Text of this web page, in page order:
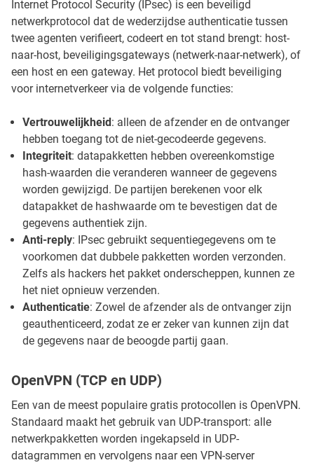
Internet Protocol Security (IPsec) is een beveiligd
netwerkprotocol dat de wederzijdse authenticatie tussen
twee agenten verifieert, codeert en tot stand brengt: host-
naar-host, beveiligingsgateways (netwerk-naar-netwerk), of
een host en een gateway. Het protocol biedt beveiliging
voor internetverkeer via de volgende functies:
Vertrouwelijkheid: alleen de afzender en de ontvanger
hebben toegang tot de niet-gecodeerde gegevens.
Integriteit: datapakketten hebben overeenkomstige
hash-waarden die veranderen wanneer de gegevens
worden gewijzigd. De partijen berekenen voor elk
datapakket de hashwaarde om te bevestigen dat de
gegevens authentiek zijn.
Anti-reply: IPsec gebruikt sequentiegegevens om te
voorkomen dat dubbele pakketten worden verzonden.
Zelfs als hackers het pakket onderscheppen, kunnen ze
het niet opnieuw verzenden.
Authenticatie: Zowel de afzender als de ontvanger zijn
geauthenticeerd, zodat ze er zeker van kunnen zijn dat
de gegevens naar de beoogde partij gaan.
OpenVPN (TCP en UDP)
Een van de meest populaire gratis protocollen is OpenVPN.
Standaard maakt het gebruik van UDP-transport: alle
netwerkpakketten worden ingekapseld in UDP-
datagrammen en vervolgens naar een VPN-server